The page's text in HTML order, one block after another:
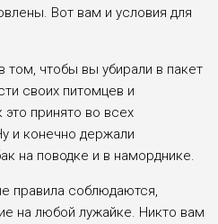
Вот вам и условия для
том, чтобы вы убирали в пакет
своих питомцев и
это приня­то во всех
и конеч­но держали
на поводке и в наморднике.
правила соблю­даются,
на любой лужайке. Никто вам